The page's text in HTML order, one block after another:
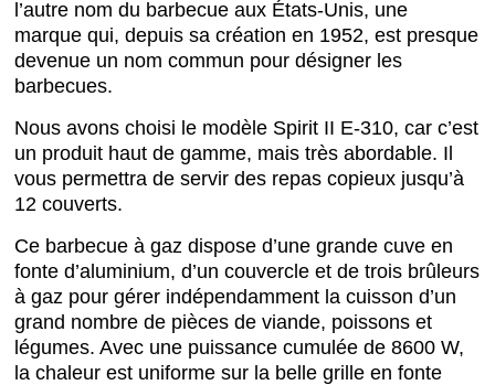
l’autre nom du barbecue aux États-Unis, une
marque qui, depuis sa création en 1952, est presque
devenue un nom commun pour désigner les
barbecues.
Nous avons choisi le modèle Spirit II E-310, car c’est
un produit haut de gamme, mais très abordable. Il
vous permettra de servir des repas copieux jusqu’à
12 couverts.
Ce barbecue à gaz dispose d’une grande cuve en
fonte d’aluminium, d’un couvercle et de trois brûleurs
à gaz pour gérer indépendamment la cuisson d’un
grand nombre de pièces de viande, poissons et
légumes. Avec une puissance cumulée de 8600 W,
la chaleur est uniforme sur la belle grille en fonte